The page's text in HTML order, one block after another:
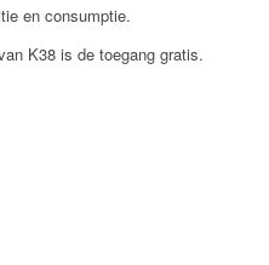
en consumptie.
K38 is de toegang gratis.